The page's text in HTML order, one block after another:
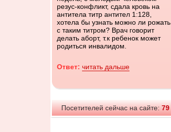
резус-конфликт, сдала кровь на
антитела титр антител 1:128,
хотела бы узнать можно ли рожать
с таким титром? Врач говорит
делать аборт, т.к ребенок может
родиться инвалидом.
Ответ: читать дальше
Посетителей сейчас на сайте:79